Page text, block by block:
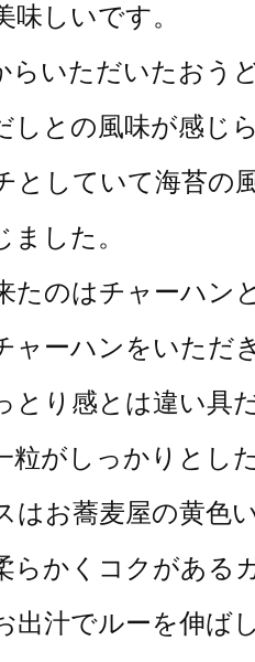
味しいです。
らいただいたおう
しとの風味が感じ
としていて海苔の
ました。
たのはチャーハン
ャーハンをいただ
とり感とは違い具
粒がしっかりとし
はお蕎麦屋の黄色
らかくコクがある
出汁でルーを伸ば